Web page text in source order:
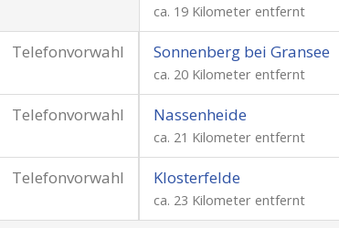
ca. 19 Kilometer entfernt
Telefonvorwahl Sonnenberg bei Gransee
ca. 20 Kilometer entfernt
Telefonvorwahl Nassenheide
ca. 21 Kilometer entfernt
Telefonvorwahl Klosterfelde
ca. 23 Kilometer entfernt